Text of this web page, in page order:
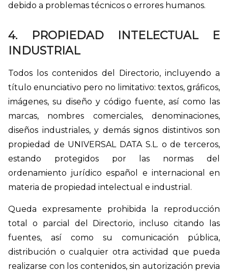
debido a problemas técnicos o errores humanos.
4. PROPIEDAD INTELECTUAL E
INDUSTRIAL
Todos los contenidos del Directorio, incluyendo a
título enunciativo pero no limitativo: textos, gráficos,
imágenes, su diseño y código fuente, así como las
marcas, nombres comerciales, denominaciones,
diseños industriales, y demás signos distintivos son
propiedad de UNIVERSAL DATA S.L. o de terceros,
estando protegidos por las normas del
ordenamiento jurídico español e internacional en
materia de propiedad intelectual e industrial.
Queda expresamente prohibida la reproducción
total o parcial del Directorio, incluso citando las
fuentes, así como su comunicación pública,
distribución o cualquier otra actividad que pueda
realizarse con los contenidos, sin autorización previa